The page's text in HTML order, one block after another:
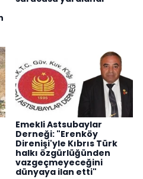
Emekli Astsubaylar
Derneği: "Erenköy
Direnişi'yle Kıbrıs Türk
halkı özgürlüğünden
vazgeçmeyeceğini
dünyaya ilan etti"